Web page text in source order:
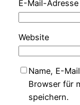
E-Mail-Adresse
Website
Name, E-
Browser für
speichern.